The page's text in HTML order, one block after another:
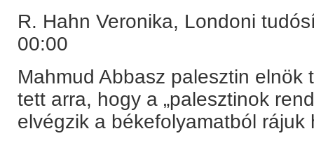
R. Hahn Veronika, Londoni
00:00
Mahmud Abbasz palesztin
tett arra, hogy a „palesztinok
elvégzik a békefolyamatból rájuk